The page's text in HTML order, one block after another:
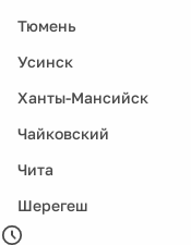
Тюмень
Усинск
Ханты-Мансийск
Чайковский
Чита
Шерегеш